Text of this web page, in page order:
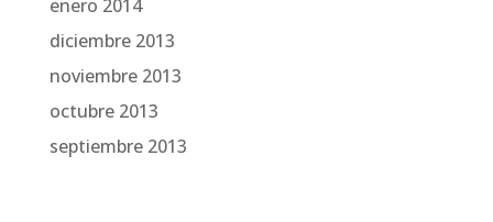
enero 2014
diciembre 2013
noviembre 2013
octubre 2013
septiembre 2013